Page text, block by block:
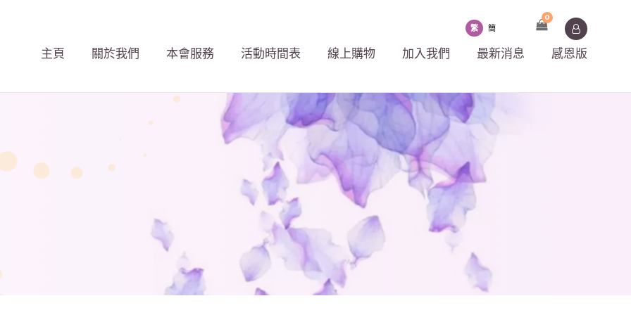
主頁 關於我們 本會服務 活動時間表 線上購物 加入我們 最新消息 感恩版
繁 簡
0